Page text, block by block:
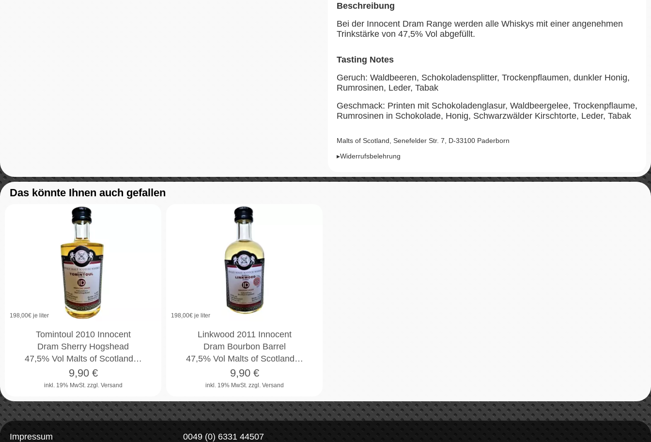
Beschreibung
Bei der Innocent Dram Range werden alle Whiskys mit einer angenehmen
Trinkstärke von 47,5% Vol abgefüllt.
Tasting Notes
Geruch: Waldbeeren, Schokoladensplitter, Trockenpflaumen, dunkler Honig,
Rumrosinen, Leder, Tabak
Geschmack: Printen mit Schokoladenglasur, Waldbeergelee, Trockenpflaume,
Rumrosinen in Schokolade, Honig, Schwarzwälder Kirschtorte, Leder, Tabak
Malts of Scotland, Senefelder Str. 7, D-33100 Paderborn
▸Widerrufsbelehrung
Das könnte Ihnen auch gefallen
198,00€ je liter
Tomintoul 2010 Innocent
Dram Sherry Hogshead
47,5% Vol Malts of Scotland…
inkl. 19% MwSt. zzgl. Versand
9,90€
198,00€ je liter
Linkwood 2011 Innocent
Dram Bourbon Barrel
47,5% Vol Malts of Scotland…
inkl. 19% MwSt. zzgl. Versand
9,90€
Impressum
0049 (0) 6331 44507